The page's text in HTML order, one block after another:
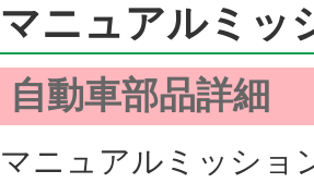
マニュアルミッ
自動車部品詳細
マニュアルミッショ